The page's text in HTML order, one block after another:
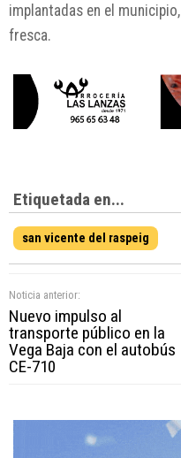
implantadas en el
fresca.
Etiquetada en...
san vicente del raspeig
Noticia anterior:
Nuevo impulso al
transporte público en la
Vega Baja con el autobús
CE-710